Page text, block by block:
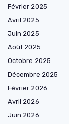
Février 2025
Avril 2025
Juin 2025
Août 2025
Octobre 2025
Décembre 2025
Février 2026
Avril 2026
Juin 2026